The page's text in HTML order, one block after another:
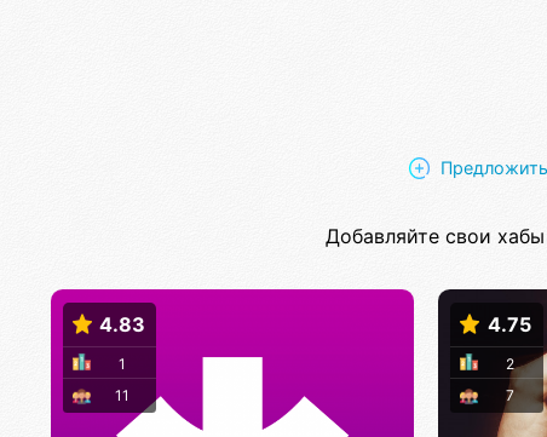
Добавляйте свои
4.83
11
1
4.75
7
2